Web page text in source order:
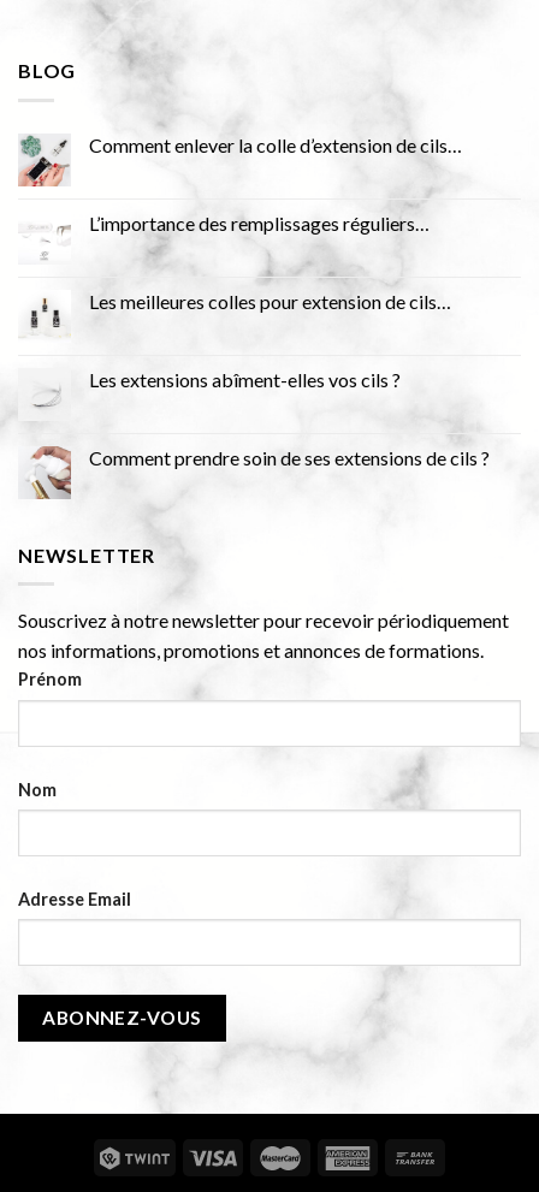
BLOG
Comment enlever la colle d’extension de cils…
L’importance des remplissages réguliers…
Les meilleures colles pour extension de cils…
Les extensions abîment-elles vos cils ?
Comment prendre soin de ses extensions de cils ?
NEWSLETTER
Souscrivez à notre newsletter pour recevoir périodiquement
nos informations, promotions et annonces de formations.
Prénom
Nom
Adresse Email